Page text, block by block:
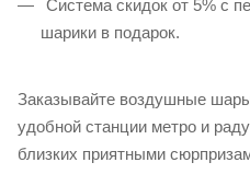
Система скидок от 5% с
шарики в подарок.
Заказывайте воздушные
удобной станции метро и
близких приятными